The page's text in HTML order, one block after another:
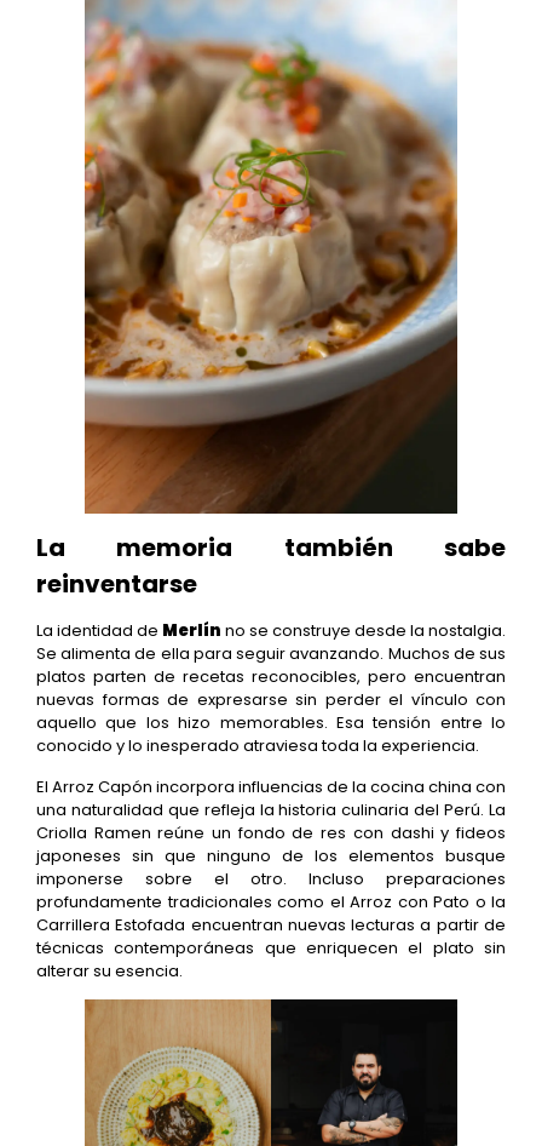
La memoria también sabe
reinventarse
La identidad de Merlín no se construye desde la nostalgia.
Se alimenta de ella para seguir avanzando. Muchos de sus
platos parten de recetas reconocibles, pero encuentran
nuevas formas de expresarse sin perder el vínculo con
aquello que los hizo memorables. Esa tensión entre lo
conocido y lo inesperado atraviesa toda la experiencia.
El Arroz Capón incorpora influencias de la cocina china con
una naturalidad que refleja la historia culinaria del Perú. La
Criolla Ramen reúne un fondo de res con dashi y fideos
japoneses sin que ninguno de los elementos busque
imponerse sobre el otro. Incluso preparaciones
profundamente tradicionales como el Arroz con Pato o la
Carrillera Estofada encuentran nuevas lecturas a partir de
técnicas contemporáneas que enriquecen el plato sin
alterar su esencia.